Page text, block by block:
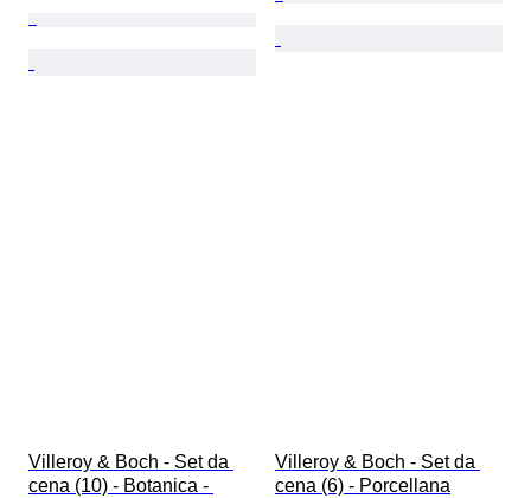
Villeroy & Boch - Set da
cena (10) - Botanica -
Villeroy & Boch - Set da
cena (6) - Porcellana